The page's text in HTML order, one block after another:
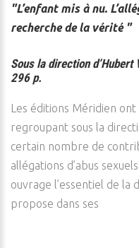
"L’enfant mis à nu.
recherche de la vérité "
Sous la direction
296 p.
Les éditions Méridien
regroupant sous la
certain nombre de
allégations d’abus
ouvrage l’essentiel de la
propose dans ses